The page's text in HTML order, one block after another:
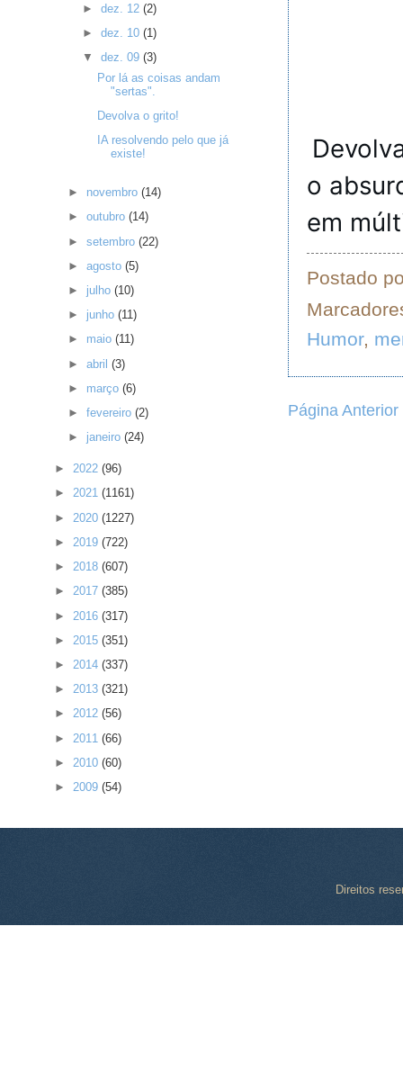
o
em
Postado
Humor,
Página Anterior
► dez. 12 (2)
► dez. 10 (1)
▼ dez. 09 (3)
Por lá as coisas andam
"sertas".
Devolva o grito!
IA resolvendo pelo que já
existe!
► novembro(14)
►outubro(14)
►setembro(22)
►agosto(5)
► julho(10)
► junho(11)
► maio(11)
►abril(3)
► março(6)
►fevereiro(2)
► janeiro(24)
► 2022 (96)
► 2021 (1161)
► 2020 (1227)
► 2019 (722)
► 2018 (607)
► 2017 (385)
► 2016 (317)
► 2015 (351)
► 2014 (337)
► 2013 (321)
► 2012 (56)
► 2011 (66)
► 2010 (60)
► 2009 (54)
Direitos